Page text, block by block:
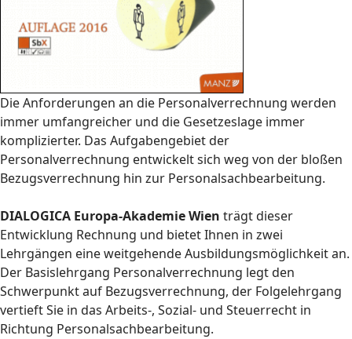
Die Anforderungen an die Personalverrechnung werden
immer umfangreicher und die Gesetzeslage immer
komplizierter. Das Aufgabengebiet der
Personalverrechnung entwickelt sich weg von der bloßen
Bezugsverrechnung hin zur Personalsachbearbeitung.
DIALOGICA Europa-Akademie Wien trägt dieser
Entwicklung Rechnung und bietet Ihnen in zwei
Lehrgängen eine weitgehende Ausbildungsmöglichkeit an.
Der Basislehrgang Personalverrechnung legt den
Schwerpunkt auf Bezugsverrechnung, der Folgelehrgang
vertieft Sie in das Arbeits-, Sozial- und Steuerrecht in
Richtung Personalsachbearbeitung.